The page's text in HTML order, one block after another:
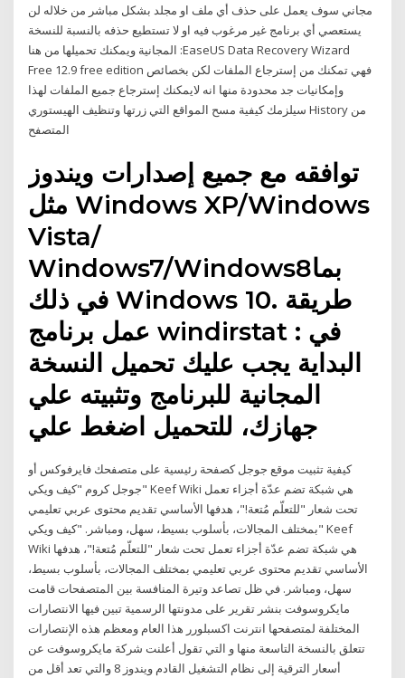
مجاني سوف يعمل على حذف أي ملف او مجلد بشكل مباشر من خلاله لن
يستعصي أي برنامج غير مرغوب فيه او لا تستطيع حذفه بالنسبة للنسخة
المجانية ويمكنك تحميلها من هنا :EaseUS Data Recovery Wizard
Free 12.9 free edition فهي تمكنك من إسترجاع الملفات لكن بخصائص
وإمكانيات جد محدودة منها انه لايمكنك إسترجاع جميع الملفات لهذا
سيلزمك كيفية مسح المواقع التي زرتها وتنظيف الهيستوري History من
المتصفح
توافقه مع جميع إصدارات ويندوز
مثل Windows XP/Windows
Vista/
Windows7/Windows8بما
في ذلك Windows 10. طريقة
عمل برنامج windirstat : في
البداية يجب عليك تحميل النسخة
المجانية للبرنامج وتثبيته علي
جهازك، للتحميل اضغط علي
كيفية تثبيت موقع جوجل كصفحة رئيسية على متصفحك فايرفوكس أو
جوجل كروم "كيف ويكي" Keef Wiki هي شبكة تضم عدّة أجزاء تعمل
تحت شعار "للتعلّم مُتعة!"، هدفها الأساسي تقديم محتوى عربي تعليمي
بمختلف المجالات، بأسلوب بسيط، سهل، ومباشر. "كيف ويكي" Keef
Wiki هي شبكة تضم عدّة أجزاء تعمل تحت شعار "للتعلّم مُتعة!"، هدفها
الأساسي تقديم محتوى عربي تعليمي بمختلف المجالات، بأسلوب بسيط،
سهل، ومباشر. في ظل تصاعد وتيرة المنافسة بين المتصفحات قامت
مايكروسوفت بنشر تقرير على مدونتها الرسمية تبين فيها الانتصارات
المختلفة لمتصفحها انترنت اكسبلورر هذا العام ومعظم هذه الإنتصارات
تتعلق بالنسخة التاسعة منها و التي تقول أعلنت شركة مايكروسوفت عن
أسعار الترقية إلى نظام التشغيل القادم ويندوز 8 والتي تعد أقل من